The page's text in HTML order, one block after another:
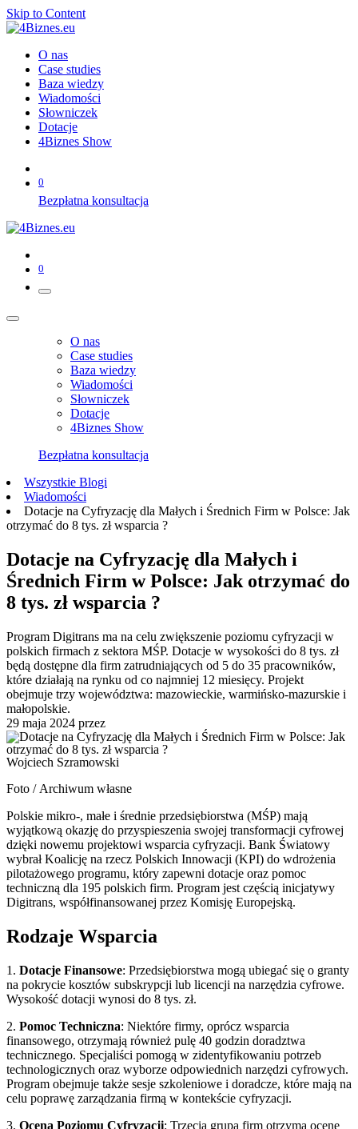
Skip to Content
O nas
Case studies
Baza wiedzy
Wiadomości
Słowniczek
Dotacje
4Biznes Show
0
Bezpłatna konsultacja
0
O nas
Case studies
Baza wiedzy
Wiadomości
Słowniczek
Dotacje
4Biznes Show
Bezpłatna konsultacja
Wszystkie Blogi
Wiadomości
Dotacje na Cyfryzację dla Małych i Średnich Firm w Polsce: Jak
otrzymać do 8 tys. zł wsparcia ?
Dotacje na Cyfryzację dla Małych i
Średnich Firm w Polsce: Jak otrzymać do
8 tys. zł wsparcia ?
Program Digitrans ma na celu zwiększenie poziomu cyfryzacji w
polskich firmach z sektora MŚP. Dotacje w wysokości do 8 tys. zł
będą dostępne dla firm zatrudniających od 5 do 35 pracowników,
które działają na rynku od co najmniej 12 miesięcy. Projekt
obejmuje trzy województwa: mazowieckie, warmińsko-mazurskie i
małopolskie.
29 maja 2024 przez
Wojciech Szramowski
Foto / Archiwum własne
Polskie mikro-, małe i średnie przedsiębiorstwa (MŚP) mają
wyjątkową okazję do przyspieszenia swojej transformacji cyfrowej
dzięki nowemu projektowi wsparcia cyfryzacji. Bank Światowy
wybrał Koalicję na rzecz Polskich Innowacji (KPI) do wdrożenia
pilotażowego programu, który zapewni dotacje oraz pomoc
techniczną dla 195 polskich firm. Program jest częścią inicjatywy
Digitrans, współfinansowanej przez Komisję Europejską.
Rodzaje Wsparcia
1. Dotacje Finansowe: Przedsiębiorstwa mogą ubiegać się o granty
na pokrycie kosztów subskrypcji lub licencji na narzędzia cyfrowe.
Wysokość dotacji wynosi do 8 tys. zł.
2. Pomoc Techniczna: Niektóre firmy, oprócz wsparcia
finansowego, otrzymają również pulę 40 godzin doradztwa
technicznego. Specjaliści pomogą w zidentyfikowaniu potrzeb
technologicznych oraz wyborze odpowiednich narzędzi cyfrowych.
Program obejmuje także sesje szkoleniowe i doradcze, które mają na
celu poprawę zarządzania firmą w kontekście cyfryzacji.
3. Ocena Poziomu Cyfryzacji: Trzecia grupa firm otrzyma ocenę